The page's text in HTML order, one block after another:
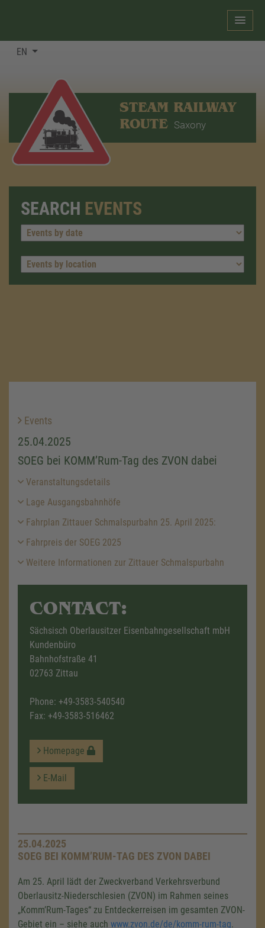
EN
STEAM RAILWAY
ROUTE Saxony
SEARCH EVENTS
Events
25.04.2025
SOEG bei KOMM’Rum-Tag des ZVON dabei
Veranstaltungsdetails
Lage Ausgangsbahnhöfe
Fahrplan Zittauer Schmalspurbahn 25. April 2025:
Fahrpreis der SOEG 2025
Weitere Informationen zur Zittauer Schmalspurbahn
CONTACT:
Sächsisch Oberlausitzer Eisenbahngesellschaft mbH
Kundenbüro
Bahnhofstraße 41
02763 Zittau
Phone: +49-3583-540540
Fax: +49-3583-516462
Homepage
E-Mail
25.04.2025
SOEG BEI KOMM’RUM-TAG DES ZVON DABEI
Am 25. April lädt der Zweckverband Verkehrsverbund
Oberlausitz-Niederschlesien (ZVON) im Rahmen seines
„Komm’Rum-Tages“ zu Entdeckerreisen im gesamten ZVON-
Gebiet ein – siehe auch www.zvon.de/de/komm-rum-tag.